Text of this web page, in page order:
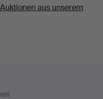
aus unserem